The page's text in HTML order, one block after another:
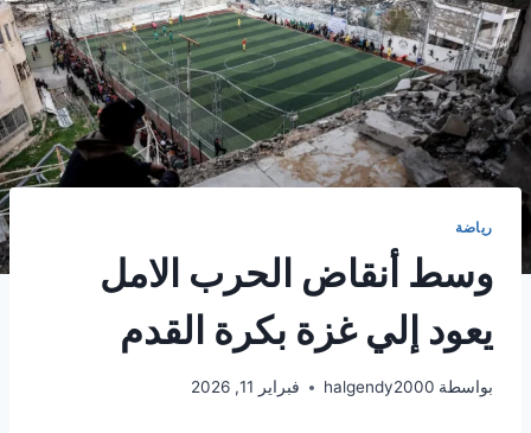
رياضة
وسط أنقاض الحرب الامل
يعود إلي غزة بكرة القدم
بواسطة halgendy2000 فبراير 11, 2026